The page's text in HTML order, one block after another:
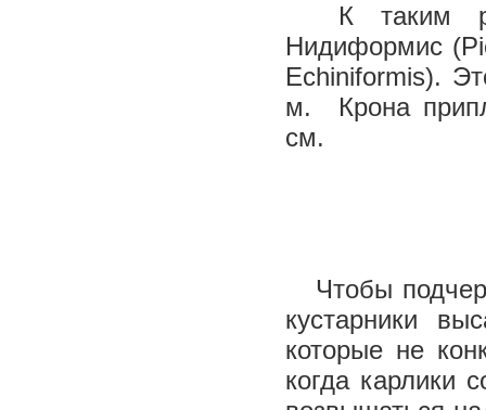
К таким
Нидиформис
Echiniformis).
м. Крона
см.
Чтобы
кустарники
которые не
когда карлики